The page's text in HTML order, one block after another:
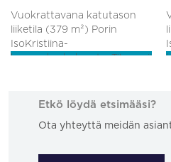
Vuokrattavana katutason
liiketila (379 m²) Porin
IsoKristiina-
kauppakeskuksesta. Tila sopii
Etkö löydä etsimääsi?
Ota yhteyttä meidän